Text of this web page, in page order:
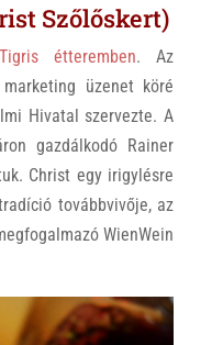
Szőlőskert)
Tigris étteremben. Az
üzenet köré
Hivatal szervezte. A
gazdálkodó Rainer
Christ egy irigylésre
továbbvivője, az
WienWein